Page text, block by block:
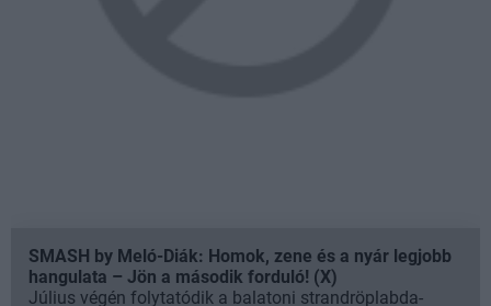
SMASH by Meló-Diák: Homok, zene és a nyár legjobb
hangulata – Jön a második forduló! (X)
Július végén folytatódik a balatoni strandröplabda-